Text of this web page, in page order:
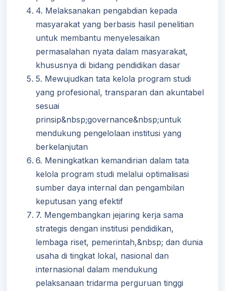
4. Melaksanakan pengabdian kepada
masyarakat yang berbasis hasil penelitian
untuk membantu menyelesaikan
permasalahan nyata dalam masyarakat,
khususnya di bidang pendidikan dasar
5. Mewujudkan tata kelola program studi
yang profesional, transparan dan akuntabel
sesuai
prinsip&nbsp;governance&nbsp;untuk
mendukung pengelolaan institusi yang
berkelanjutan
6. Meningkatkan kemandirian dalam tata
kelola program studi melalui optimalisasi
sumber daya internal dan pengambilan
keputusan yang efektif
7. Mengembangkan jejaring kerja sama
strategis dengan institusi pendidikan,
lembaga riset, pemerintah,&nbsp; dan dunia
usaha di tingkat lokal, nasional dan
internasional dalam mendukung
pelaksanaan tridarma perguruan tinggi